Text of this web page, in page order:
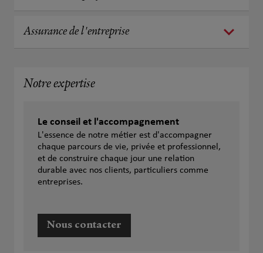
Assurance de l'entreprise
Notre expertise
Le conseil et l'accompagnement
L'essence de notre métier est d'accompagner
chaque parcours de vie, privée et professionnel,
et de construire chaque jour une relation
durable avec nos clients, particuliers comme
entreprises.
Nous contacter